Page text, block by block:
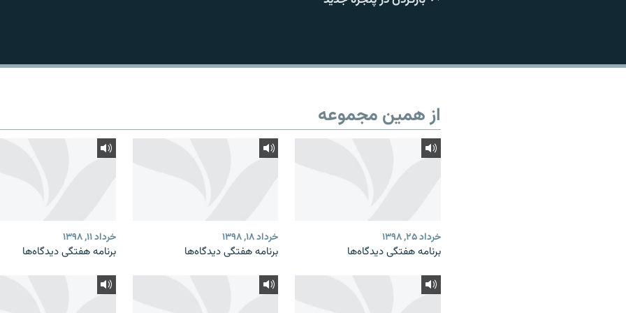
از همین مجموعه
خرداد ۲۵, ۱۳۹۸
برنامه هفتگی دیدگاه‌ها
خرداد ۱۸, ۱۳۹۸
برنامه هفتگی دیدگاه‌ها
خرداد ۱۱, ۱۳۹۸
برنامه هفتگی دیدگاه‌ها